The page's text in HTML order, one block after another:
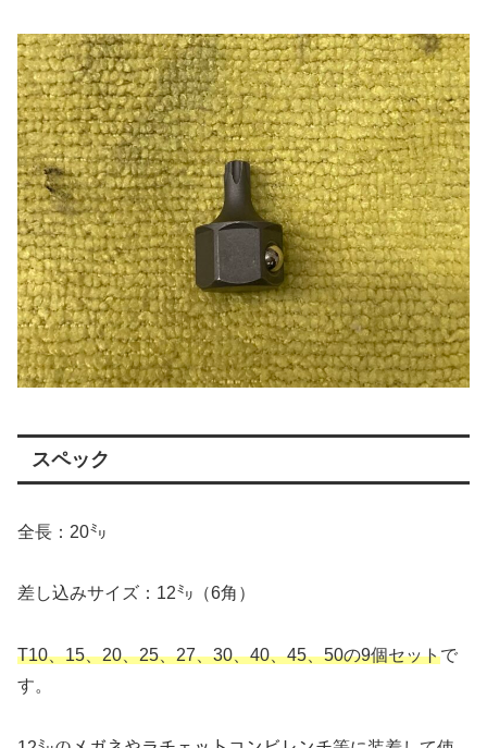
スペック
全長：20㍉
差し込みサイズ：12㍉（6角）
T10、15、20、25、27、30、40、45、50の9個セットで
す。